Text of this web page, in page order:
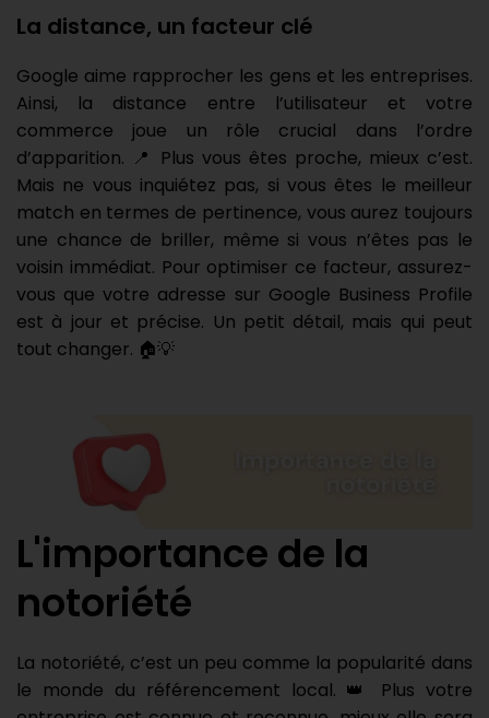
La distance, un facteur clé
Google aime rapprocher les gens et les entreprises.
Ainsi, la distance entre l’utilisateur et votre
commerce joue un rôle crucial dans l’ordre
d’apparition. 📍 Plus vous êtes proche, mieux c’est.
Mais ne vous inquiétez pas, si vous êtes le meilleur
match en termes de pertinence, vous aurez toujours
une chance de briller, même si vous n’êtes pas le
voisin immédiat. Pour optimiser ce facteur, assurez-
vous que votre adresse sur Google Business Profile
est à jour et précise. Un petit détail, mais qui peut
tout changer. 🏠💡
L'importance de la
notoriété
La notoriété, c’est un peu comme la popularité dans
le monde du référencement local. 👑 Plus votre